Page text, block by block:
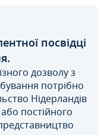
посвідці
дозволу з
потрібно
Нідерландів
постійного